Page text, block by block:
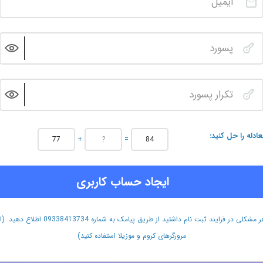
را حل کنید + =
ایجاد حساب کاربری
هر مشکلی در فرایند ثبت نام داشتید از طریق پیامک به شماره 09338413734 اطلاع
مرورگرهای کروم و موزیلا استفاده کنید)